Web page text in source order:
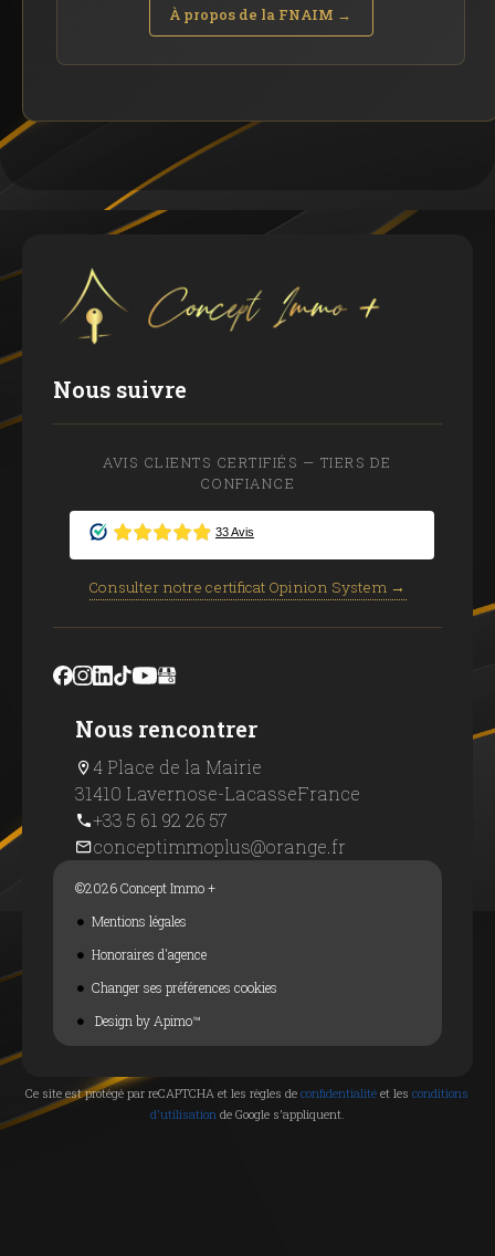
À propos de la FNAIM →
Nous suivre
AVIS CLIENTS CERTIFIÉS — TIERS DE
CONFIANCE
Consulter notre certificat Opinion System →
Nous rencontrer
4 Place de la Mairie
31410 Lavernose-LacasseFrance
+33 5 61 92 26 57
conceptimmoplus@orange.fr
©2026 Concept Immo +
Mentions légales
Honoraires d'agence
Changer ses préférences cookies
Design byApimo™
Ce site est protégé par reCAPTCHA et les règles deconfidentialité et lesconditions
d'utilisation de Google s'appliquent.